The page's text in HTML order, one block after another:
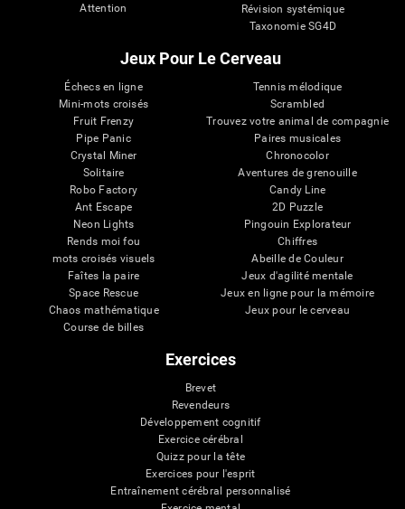
Attention
Révision systémique
Taxonomie SG4D
Jeux Pour Le Cerveau
Échecs en ligne
Mini-mots croisés
Fruit Frenzy
Pipe Panic
Crystal Miner
Solitaire
Robo Factory
Ant Escape
Neon Lights
Rends moi fou
mots croisés visuels
Faîtes la paire
Space Rescue
Chaos mathématique
Course de billes
Tennis mélodique
Scrambled
Trouvez votre animal de compagnie
Paires musicales
Chronocolor
Aventures de grenouille
Candy Line
2D Puzzle
Pingouin Explorateur
Chiffres
Abeille de Couleur
Jeux d'agilité mentale
Jeux en ligne pour la mémoire
Jeux pour le cerveau
Exercices
Brevet
Revendeurs
Développement cognitif
Exercice cérébral
Quizz pour la tête
Exercices pour l'esprit
Entraînement cérébral personnalisé